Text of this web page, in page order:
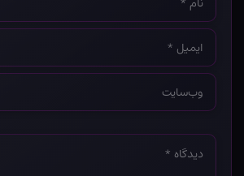
*
ایمیل
*
وب‌سایت
*
دیدگاه